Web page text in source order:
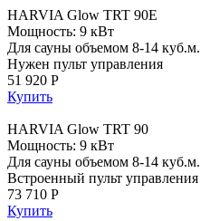
HARVIA Glow TRT 90E
Мощность: 9 кВт
Для сауны объемом 8-14 куб.м.
Нужен пульт управления
51 920 Р
Купить
HARVIA Glow TRT 90
Мощность: 9 кВт
Для сауны объемом 8-14 куб.м.
Встроенный пульт управления
73 710 Р
Купить